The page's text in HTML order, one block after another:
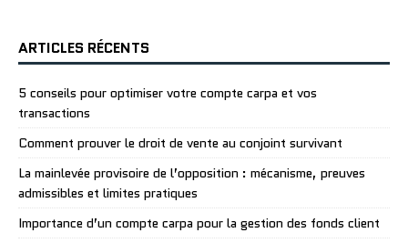
ARTICLES RÉCENTS
5 conseils pour optimiser votre compte carpa et vos
transactions
Comment prouver le droit de vente au conjoint survivant
La mainlevée provisoire de l’opposition : mécanisme, preuves
admissibles et limites pratiques
Importance d’un compte carpa pour la gestion des fonds client